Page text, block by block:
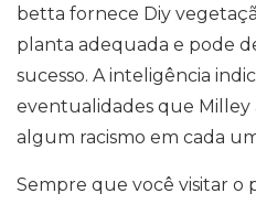
betta fornece Diy
planta adequada e pode
sucesso. A inteligência
eventualidades que
algum racismo em cada
Sempre que você visitar o